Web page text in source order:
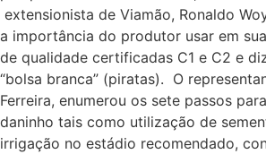
extensionista de Viamão, Ronaldo
a importância do produtor usar em
de qualidade certificadas C1 e C2 e
“bolsa branca” (piratas). O
Ferreira, enumerou os sete passos
daninho tais como utilização de
irrigação no estádio recomendado,